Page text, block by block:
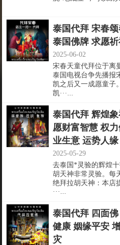
泰国代拜 宋春
泰国佛牌 求愿
2025-06-02
宋春天童代拜位于离
泰国电视台争先播报
凯之后又一成愿童子
凯···...
泰国代拜 辉煌
愿财富智慧 权
业生意 运势人缘
2025-05-29
去泰国*灵验的辉煌
胡天神非常灵验。每
绝拜拉胡天神：本店
···...
泰国代拜 四面
健康 姻缘平安
灾